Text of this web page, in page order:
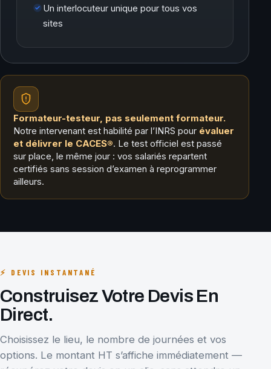
Un interlocuteur unique pour tous vos
sites
Formateur-testeur, pas seulement formateur.
Notre intervenant est habilité par l’INRS pour évaluer
et délivrer le CACES®. Le test officiel est passé
sur place, le même jour : vos salariés repartent
certifiés sans session d’examen à reprogrammer
ailleurs.
⚡ DEVIS INSTANTANÉ
Construisez Votre Devis En
Direct.
Choisissez le lieu, le nombre de journées et vos
options. Le montant HT s’affiche immédiatement —